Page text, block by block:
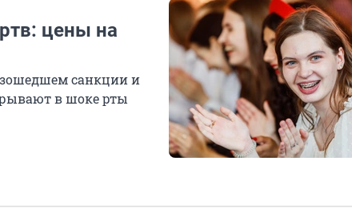
цены на
санкции и
в шоке рты